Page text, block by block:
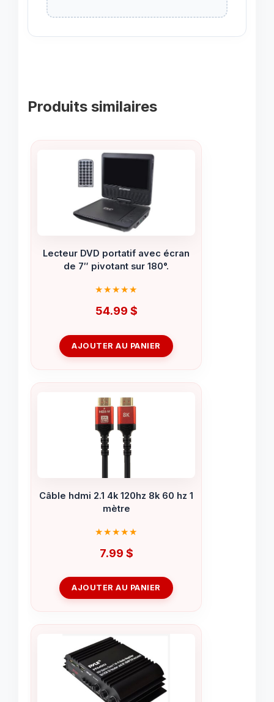
Produits similaires
Lecteur DVD portatif avec écran
de 7″ pivotant sur 180°.
54.99 $
AJOUTER AU PANIER
Câble hdmi 2.1 4k 120hz 8k 60 hz 1
mètre
7.99 $
AJOUTER AU PANIER